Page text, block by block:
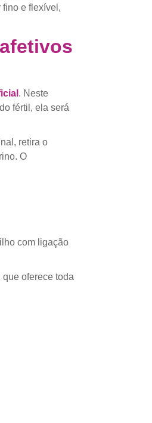
fino e flexível,
. Neste
fértil, ela será
retira o
O
com ligação
oferece toda